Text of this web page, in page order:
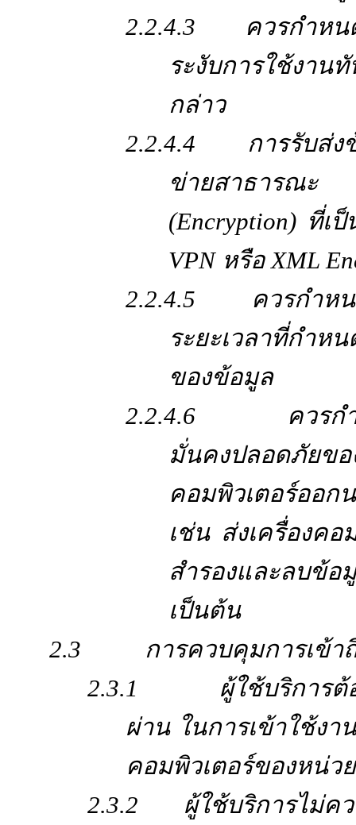
2.2.4.3 ควรกำหนด
ระงับการใช้งาน
กล่าว
2.2.4.4 การรับส่งข้
ข่ายสาธารณะ
(Encryption) ที่เ
VPN หรือ XML
2.2.4.5 ควรกำหน
ระยะเวลาที่กำห
ของข้อมูล
2.2.4.6 ควรกำห
มั่นคงปลอดภัยข
คอมพิวเตอร์ออก
เช่น ส่งเครื่องค
สำรองและลบข้อ
เป็นต้น
2.3 การควบคุมการเข้าถึ
2.3.1 ผู้ใช้บริการต้อ
ผ่าน ในการเข้าใช้งา
คอมพิวเตอร์ของหน่ว
2.3.2 ผู้ใช้บริการไม่คว